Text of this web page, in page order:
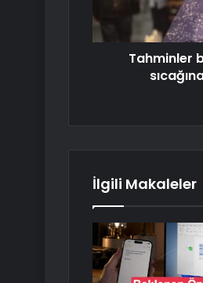
Tahminler
İlgili Makaleler